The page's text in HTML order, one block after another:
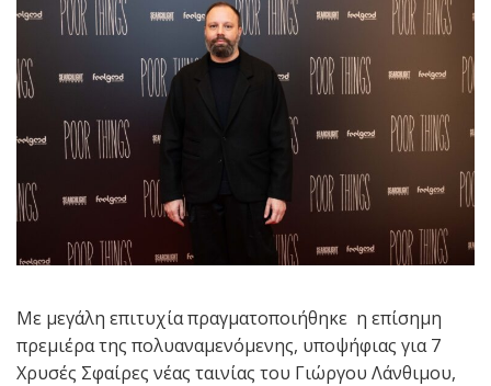
Με μεγάλη επιτυχία πραγματοποιήθηκε η επίσημη
πρεμιέρα της πολυαναμενόμενης, υποψήφιας για 7
Χρυσές Σφαίρες νέας ταινίας του Γιώργου Λάνθιμου,